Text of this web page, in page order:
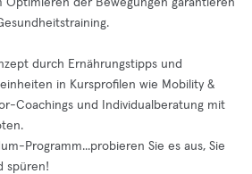
Optimieren der Bewegungen garantieren
durch Ernährungstipps und
in Kursprofilen wie Mobility &
Coachings und Individualberatung mit
Programm...probieren Sie es aus, Sie
spüren!